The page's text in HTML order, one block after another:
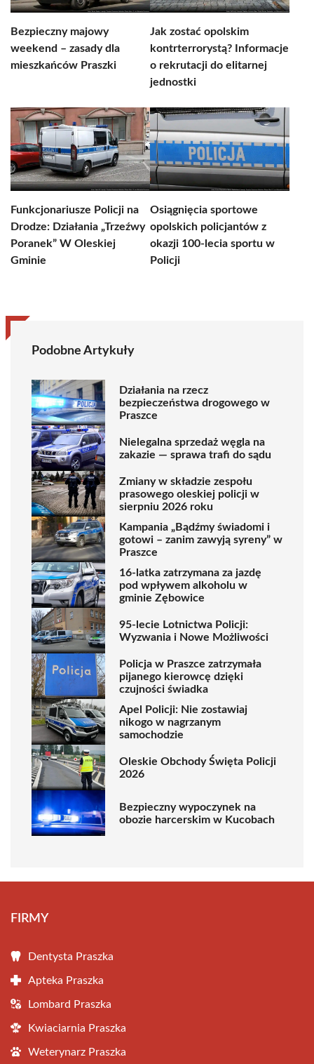
Bezpieczny majowy
weekend – zasady dla
mieszkańców Praszki
Jak zostać opolskim
kontrterrorystą? Informacje
o rekrutacji do elitarnej
jednostki
Funkcjonariusze Policji na
Drodze: Działania „Trzeźwy
Poranek” W Oleskiej
Gminie
Osiągnięcia sportowe
opolskich policjantów z
okazji 100-lecia sportu w
Policji
Podobne Artykuły
Działania na rzecz
bezpieczeństwa drogowego w
Praszce
Nielegalna sprzedaż węgla na
zakazie — sprawa trafi do sądu
Zmiany w składzie zespołu
prasowego oleskiej policji w
sierpniu 2026 roku
Kampania „Bądźmy świadomi i
gotowi – zanim zawyją syreny” w
Praszce
16-latka zatrzymana za jazdę
pod wpływem alkoholu w
gminie Zębowice
95-lecie Lotnictwa Policji:
Wyzwania i Nowe Możliwości
Policja w Praszce zatrzymała
pijanego kierowcę dzięki
czujności świadka
Apel Policji: Nie zostawiaj
nikogo w nagrzanym
samochodzie
Oleskie Obchody Święta Policji
2026
Bezpieczny wypoczynek na
obozie harcerskim w Kucobach
FIRMY
Dentysta Praszka
Apteka Praszka
Lombard Praszka
Kwiaciarnia Praszka
Weterynarz Praszka